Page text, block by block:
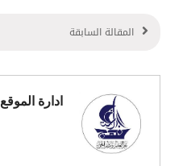
المقالة السابقة
ادارة الموقع